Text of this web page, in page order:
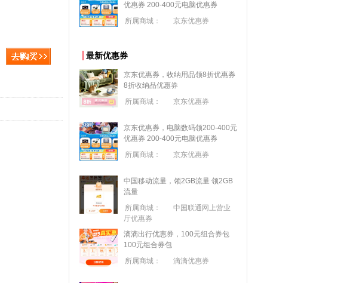
优惠券 200-400元电脑优惠券
所属商城：
京东优惠券
最新优惠券
京东优惠券，收纳用品领8折优惠券
8折收纳品优惠券
所属商城：
京东优惠券
京东优惠券，电脑数码领200-400元
优惠券 200-400元电脑优惠券
所属商城：
京东优惠券
中国移动流量，领2GB流量 领2GB
流量
所属商城：
中国联通网上营业
厅优惠券
滴滴出行优惠券，100元组合券包
100元组合券包
所属商城：
滴滴优惠券